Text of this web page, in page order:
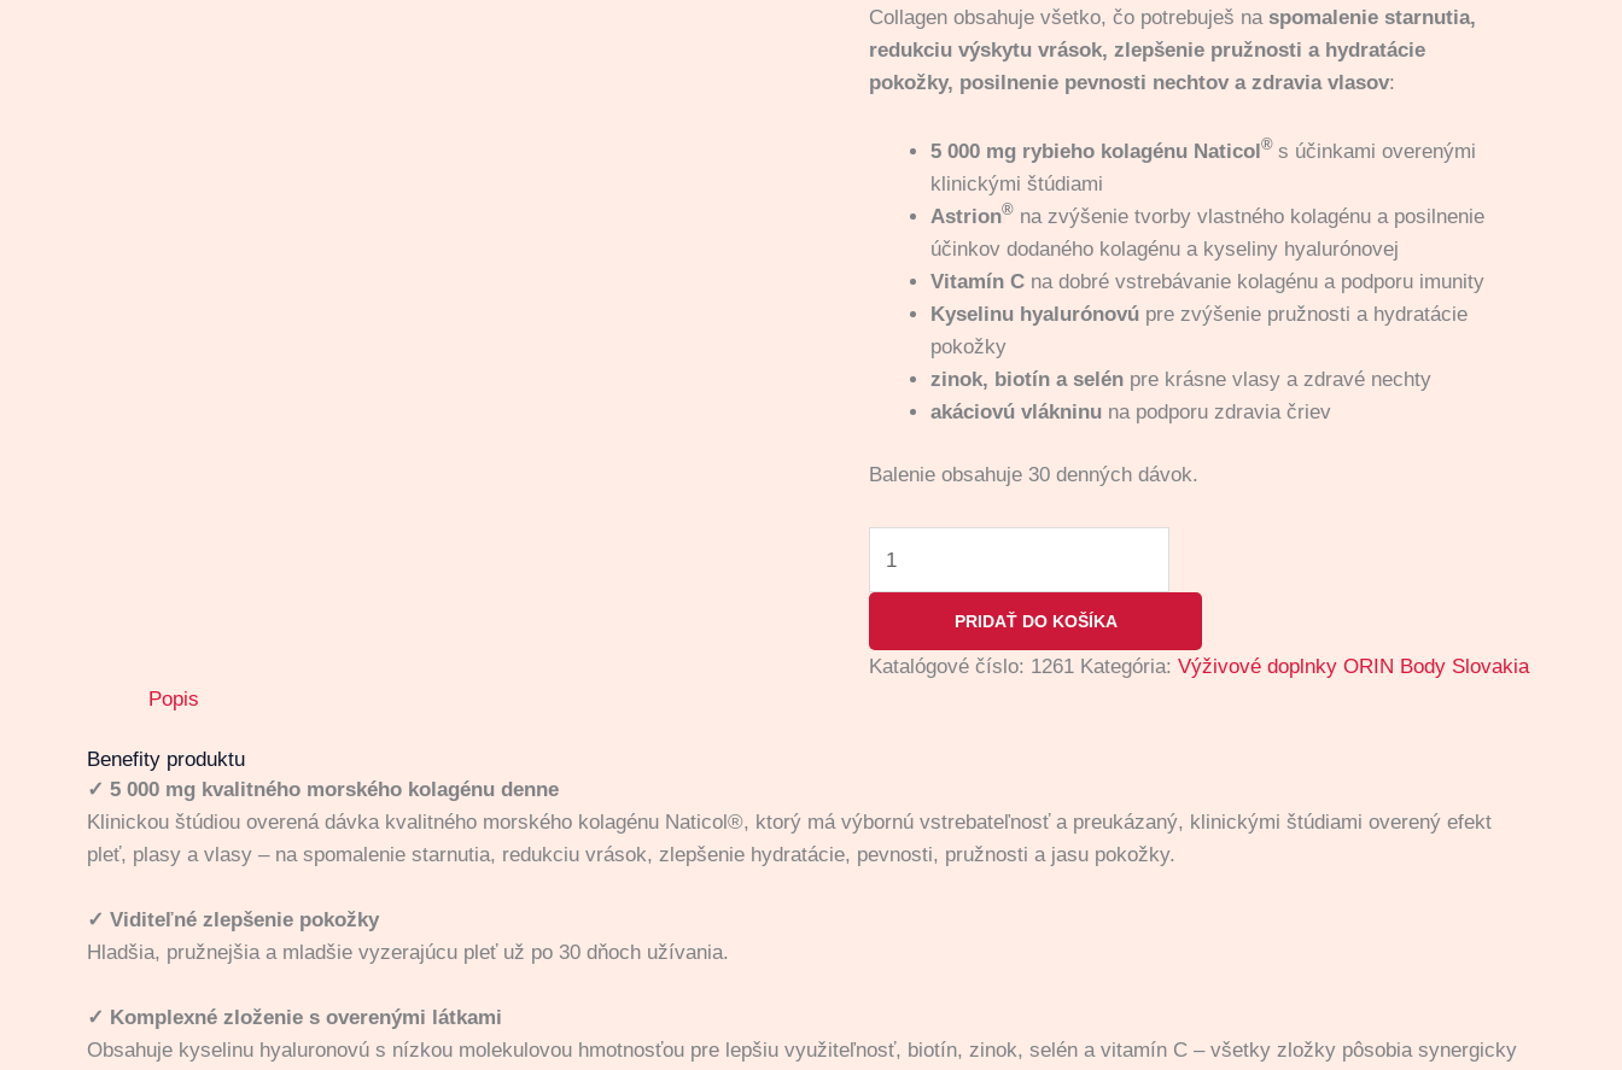
Collagen obsahuje všetko, čo potrebuješ na spomalenie starnutia,
redukciu výskytu vrások, zlepšenie pružnosti a hydratácie
pokožky, posilnenie pevnosti nechtov a zdravia vlasov:
5 000 mg rybieho kolagénu Naticol® s účinkami overenými
klinickými štúdiami
Astrion® na zvýšenie tvorby vlastného kolagénu a posilnenie
účinkov dodaného kolagénu a kyseliny hyalurónovej
Vitamín C na dobré vstrebávanie kolagénu a podporu imunity
Kyselinu hyalurónovú pre zvýšenie pružnosti a hydratácie
pokožky
zinok, biotín a selén pre krásne vlasy a zdravé nechty
akáciovú vlákninu na podporu zdravia čriev
Balenie obsahuje 30 denných dávok.
PRIDAŤ DO KOŠÍKA
Katalógové číslo: 1261 Kategória: Výživové doplnky ORIN Body Slovakia
Popis
Benefity produktu
✓ 5 000 mg kvalitného morského kolagénu denne
Klinickou štúdiou overená dávka kvalitného morského kolagénu Naticol®, ktorý má výbornú vstrebateľnosť a preukázaný, klinickými štúdiami overený efekt
pleť, plasy a vlasy – na spomalenie starnutia, redukciu vrások, zlepšenie hydratácie, pevnosti, pružnosti a jasu pokožky.
✓ Viditeľné zlepšenie pokožky
Hladšia, pružnejšia a mladšie vyzerajúcu pleť už po 30 dňoch užívania.
✓ Komplexné zloženie s overenými látkami
Obsahuje kyselinu hyaluronovú s nízkou molekulovou hmotnosťou pre lepšiu využiteľnosť, biotín, zinok, selén a vitamín C – všetky zložky pôsobia synergicky